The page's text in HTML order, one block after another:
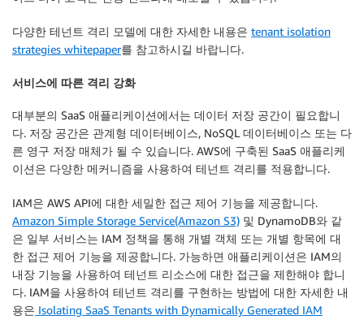
다양한 테넌트 격리 모델에 대한 자세한 내용은 tenant isolation
strategies whitepaper를 참고하시길 바랍니다.
서비스에 따른 격리 강화
대부분의 SaaS 애플리케이션에서는 데이터 저장 공간이 필요합니
다. 저장 공간은 관계형 데이터베이스, NoSQL 데이터베이스 또는 다
른 영구 저장 매체가 될 수 있습니다. AWS에 구축된 SaaS 애플리케
이션은 다양한 메커니즘을 사용하여 테넌트 격리를 적용합니다.
IAM은 AWS API에 대한 세밀한 접근 제어 기능을 제공합니다.
Amazon Simple Storage Service(Amazon S3) 및 DynamoDB와 같
은 일부 서비스는 IAM 정책을 통해 개별 객체 또는 개별 항목에 대
한 접근 제어 기능을 제공합니다. 가능하면 애플리케이션은 IAM의
내장 기능을 사용하여 테넌트 리소스에 대한 접근을 제한해야 합니
다. IAM을 사용하여 테넌트 격리를 구현하는 방법에 대한 자세한 내
용은 Isolating SaaS Tenants with Dynamically Generated IAM